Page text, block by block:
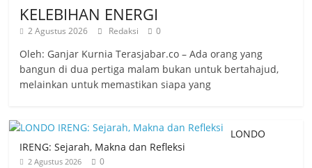
KELEBIHAN ENERGI
2 Agustus 2026 Redaksi 0
Oleh: Ganjar Kurnia Terasjabar.co – Ada orang yang
bangun di dua pertiga malam bukan untuk bertahajud,
melainkan untuk memastikan siapa yang
LONDO
IRENG: Sejarah, Makna dan Refleksi
2 Agustus 2026 0